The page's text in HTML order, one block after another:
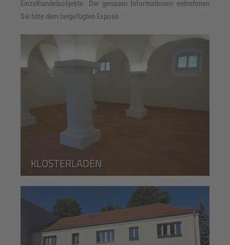
Einzelhandelsobjekte. Die genauen Informationen entnehmen
Sie bitte dem beigefügten Exposé.
KLOSTERLADEN